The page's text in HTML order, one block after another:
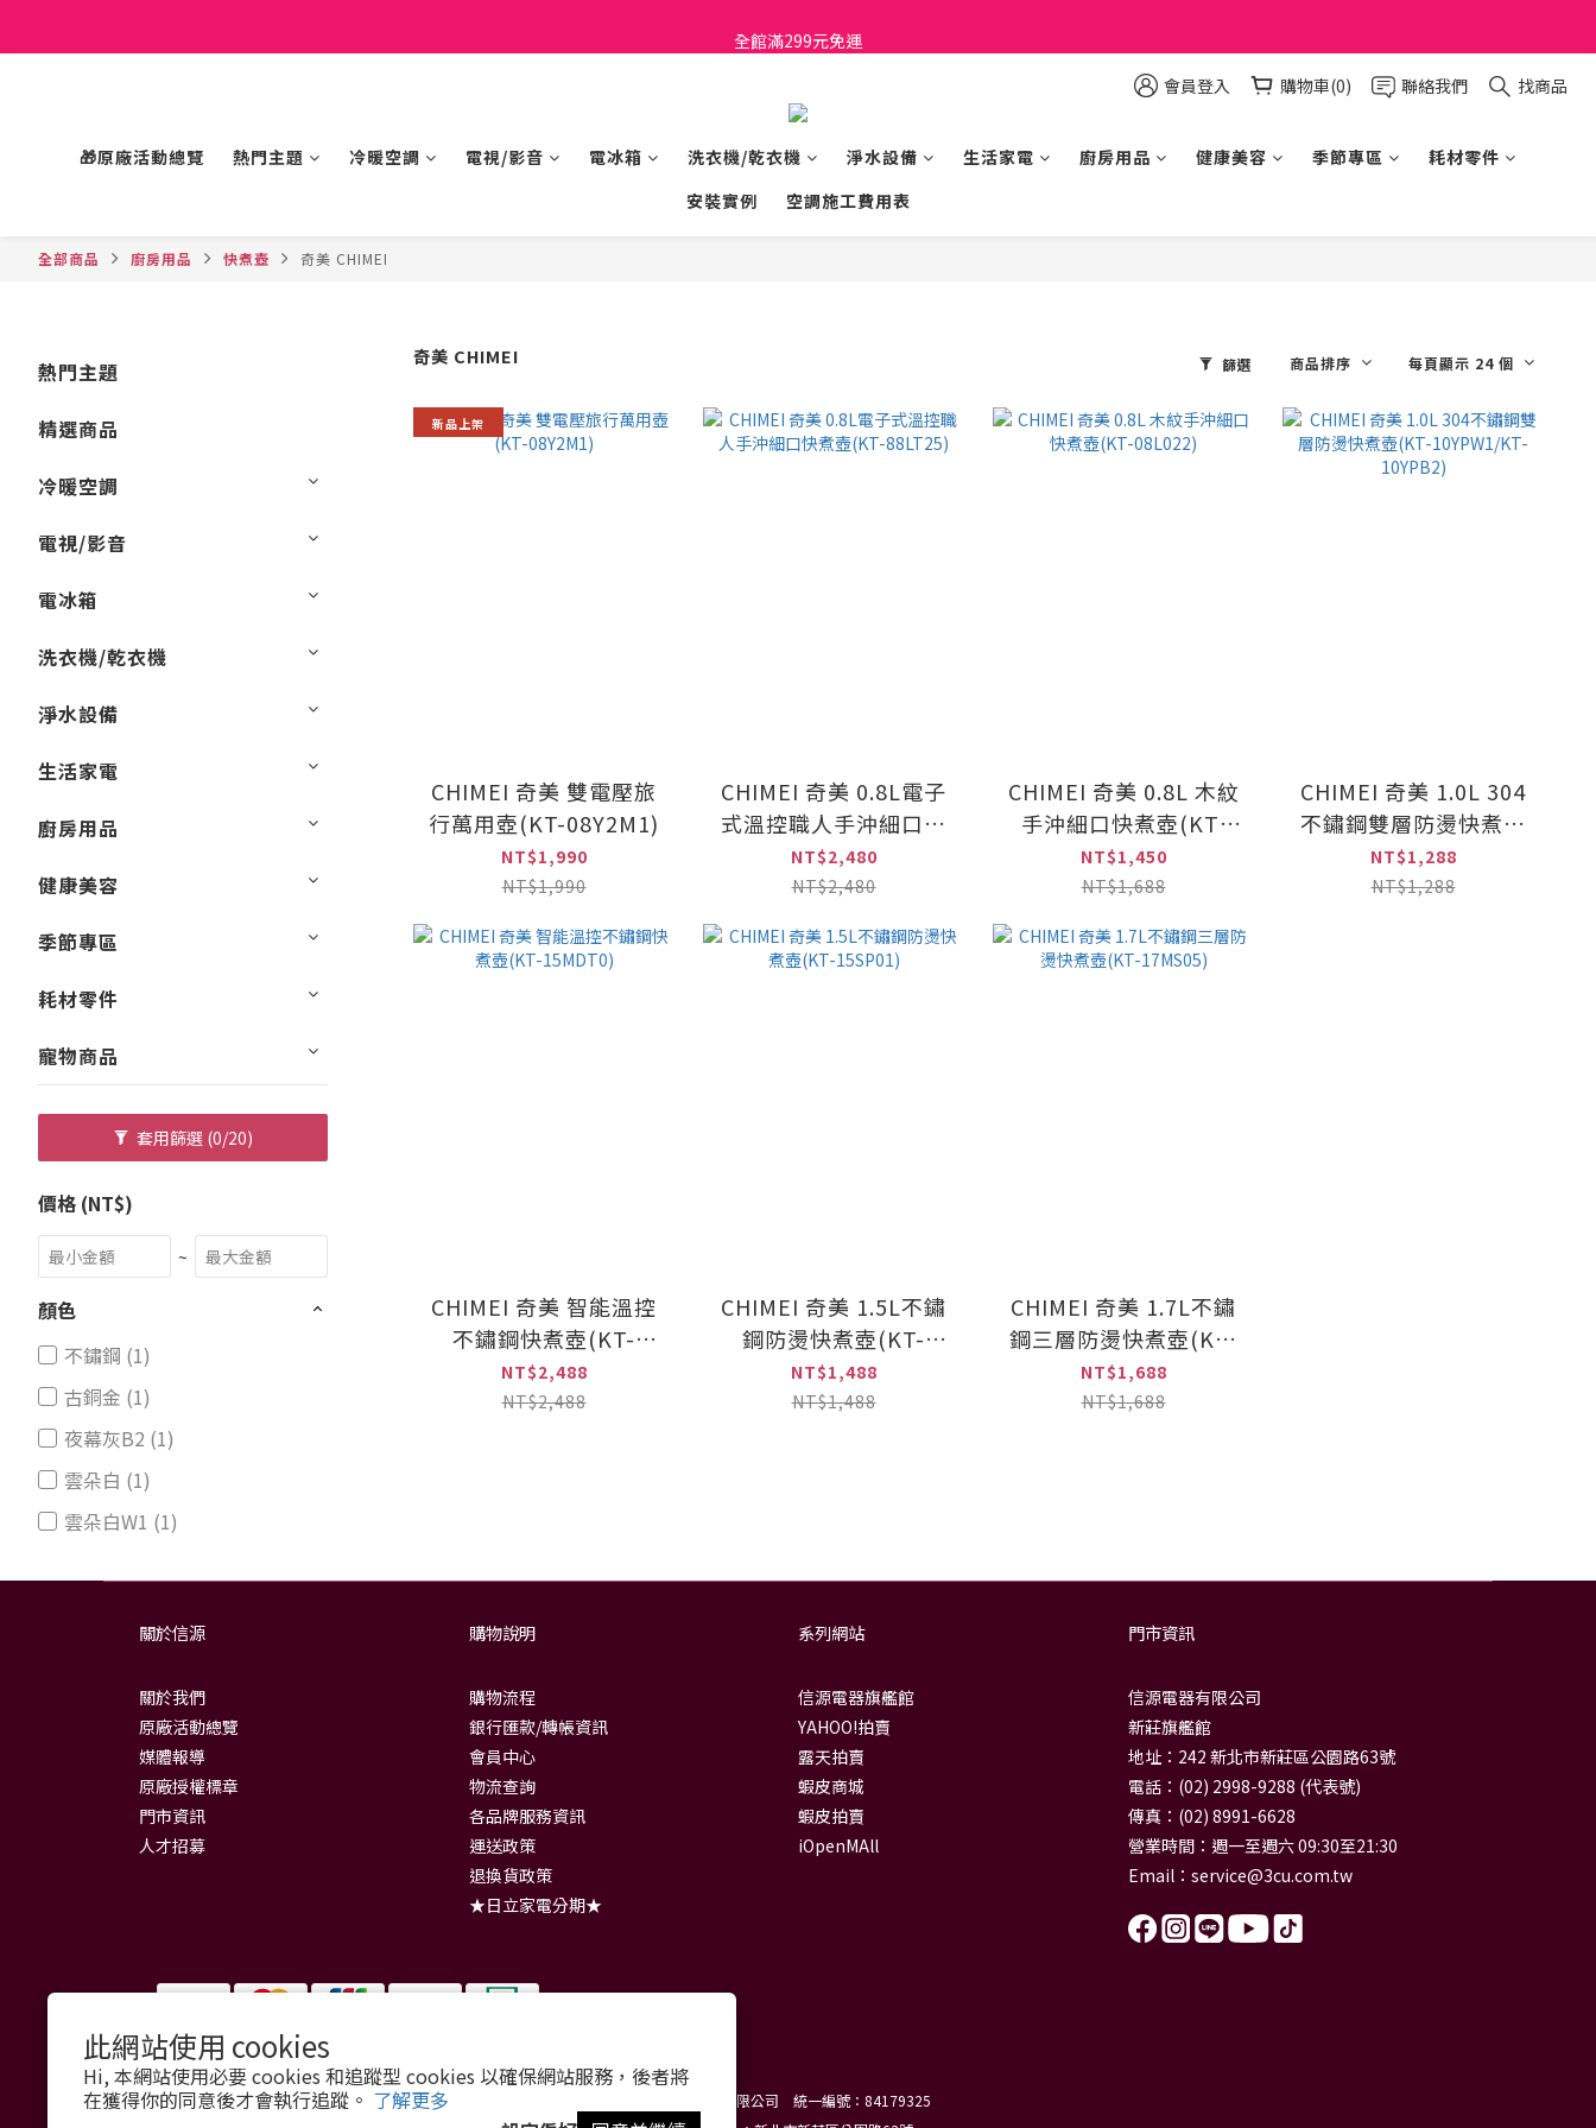
此網站使用 cookies
Hi, 本網站使用必要 cookies 和追蹤型 cookies 以確保網站服務，後者將
在獲得你的同意後才會執行追蹤。 了解更多
會員登入 購物車(0) 聯絡我們 找商品
🎁原廠活動總覽 熱門主題 冷暖空調 電視/影音 電冰箱 洗衣機/乾衣機 淨水設備 生活家電 廚房用品 健康美容 季節專區
耗材零件
安裝實例
空調施工費用表
全部商品 廚房用品 快煮壺 奇美 CHIMEI
熱門主題
精選商品
冷暖空調
電視/影音
電冰箱
洗衣機/乾衣機
淨水設備
生活家電
廚房用品
健康美容
季節專區
耗材零件
寵物商品
套用篩選 (0/20)
價格 (NT$)
~
顏色
不鏽鋼 (1)
古銅金 (1)
夜幕灰B2 (1)
雲朵白 (1)
雲朵白W1 (1)
奇美 CHIMEI 篩選 商品排序 每頁顯示 24 個
新品上架
CHIMEI 奇美 雙電壓旅
行萬用壺(KT-08Y2M1)
NT$1,990
NT$1,990
CHIMEI 奇美 0.8L電子
式溫控職人手沖細口快
煮壺(KT-88LT25)
NT$2,480
NT$2,480
CHIMEI 奇美 0.8L 木紋
手沖細口快煮壺(KT-
08L022)
NT$1,450
NT$1,688
CHIMEI 奇美 1.0L 304
不鏽鋼雙層防燙快煮壺
(KT-10YPW1/KT-
10YPB2)
NT$1,288
NT$1,288
CHIMEI 奇美 智能溫控
不鏽鋼快煮壺(KT-
15MDT0)
NT$2,488
NT$2,488
CHIMEI 奇美 1.5L不鏽
鋼防燙快煮壺(KT-
15SP01)
NT$1,488
NT$1,488
CHIMEI 奇美 1.7L不鏽
鋼三層防燙快煮壺(KT-
17MS05)
NT$1,688
NT$1,688
關於信源
關於我們
原廠活動總覽
媒體報導
原廠授權標章
門市資訊
人才招募
購物說明
購物流程
銀行匯款/轉帳資訊
會員中心
物流查詢
各品牌服務資訊
運送政策
退換貨政策
★日立家電分期★
系列網站
信源電器旗艦館
YAHOO!拍賣
露天拍賣
蝦皮商城
蝦皮拍賣
iOpenMAll
門市資訊
信源電器有限公司
新莊旗艦館
地址：242 新北市新莊區公園路63號
電話：(02) 2998-9288 (代表號)
傳真：(02) 8991-6628
營業時間：週一至週六 09:30至21:30
Email： service@3cu.com.tw
信源電器有限公司 統一編號：84179325